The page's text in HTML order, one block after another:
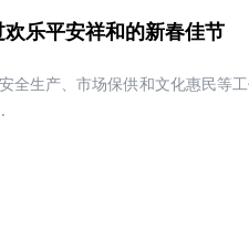
乐平安祥和的新春佳节
生产、市场保供和文化惠民等工